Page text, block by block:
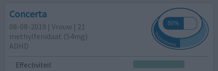
Concerta
08-08-2019 | Vrouw | 21
methylfenidaat (54mg)
ADHD
Effectiviteit